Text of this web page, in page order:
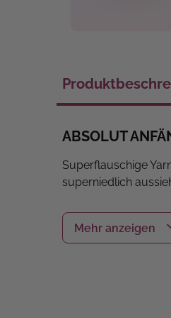
ABSOLUT
Superflauschige
superniedlich
Die süße
erobert. Und das
reiner Häkelspaß